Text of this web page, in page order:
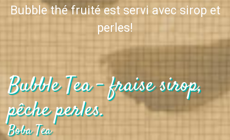
Bubble thé fruité est servi avec sirop et
perles!
Bubble Tea - fraise sirop,
pêche perles.
Boba Tea